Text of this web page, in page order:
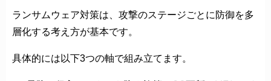
ランサムウェア対策は、攻撃のステージごとに防御を多
層化する考え方が基本です。
具体的には以下3つの軸で組み立てます。